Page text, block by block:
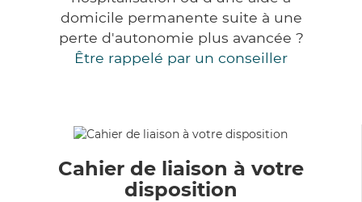
domicile permanente suite à une
perte d'autonomie plus avancée ?
Être rappelé par un conseiller
Cahier de liaison à votre
disposition